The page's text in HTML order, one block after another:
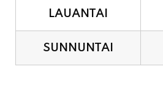
LAUANTAI
SUNNUNTAI